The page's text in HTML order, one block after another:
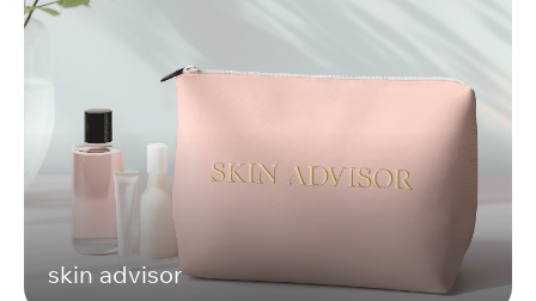
skin advisor